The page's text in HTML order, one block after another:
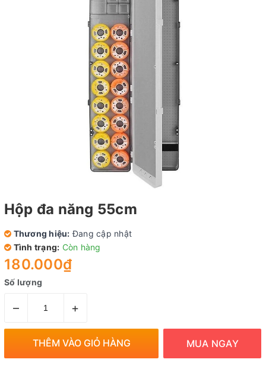
Hộp đa năng 55cm
Thương hiệu: Đang cập nhật
Tình trạng: Còn hàng
180.000₫
Số lượng
– +
THÊM VÀO GIỎ HÀNG MUA NGAY